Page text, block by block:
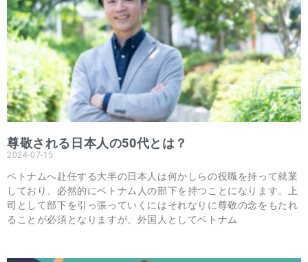
尊敬される日本人の50代とは？
2024-07-15
ベトナムへ赴任する大半の日本人は何かしらの役職を持って就業
しており、必然的にベトナム人の部下を持つことになります。上
司として部下を引っ張っていくにはそれなりに尊敬の念をもたれ
ることが必須となりますが、外国人としてベトナム